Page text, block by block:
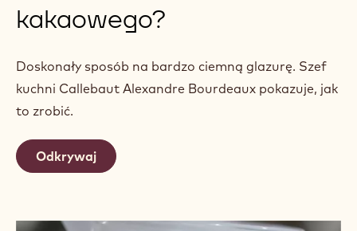
kakaowego?
Doskonały sposób na bardzo ciemną glazurę. Szef
kuchni Callebaut Alexandre Bourdeaux pokazuje, jak
to zrobić.
Odkrywaj